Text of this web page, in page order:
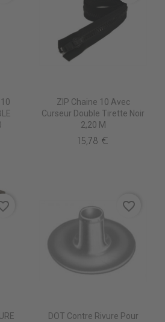
ZIP Chaine 10 Avec
Curseur Double Tirette Noir
2,20 M
15,78 €
DOT Contre Rivure Pour
favorite_border